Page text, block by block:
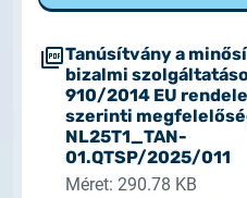
Tanúsítvány a
bizalmi
910/2014 EU
szerinti
NL25T1_TAN-
01.QTSP/2025/011
Méret: 290.78 KB